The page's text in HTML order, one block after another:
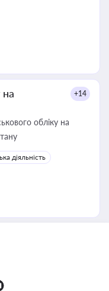
на
+14
обліку на
діяльність